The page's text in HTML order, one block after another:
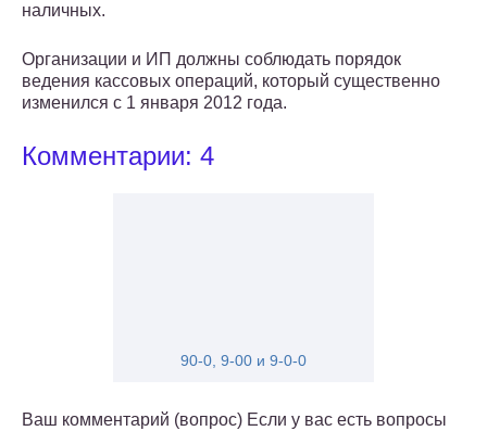
наличных.
Организации и ИП должны соблюдать порядок
ведения кассовых операций, который существенно
изменился с 1 января 2012 года.
Комментарии: 4
90-0, 9-00 и 9-0-0
Ваш комментарий (вопрос) Если у вас есть вопросы